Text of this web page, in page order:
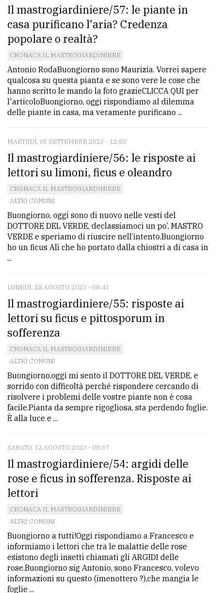
Il mastrogiardiniere/57: le piante in
casa purificano l'aria? Credenza
popolare o realtà?
CRONACA IL MASTROGIARDINIERE
Antonio RodaBuongiorno sono Maurizia. Vorrei sapere
qualcosa su questa pianta e se sono vere le cose che
hanno scritto le mando la foto grazieCLICCA QUI per
l'articoloBuongiorno, oggi rispondiamo al dilemma
delle piante in casa, ma veramente purificano ...
MARTEDÌ, 05 SETTEMBRE 2023 - 12:03
Il mastrogiardiniere/56: le risposte ai
lettori su limoni, ficus e oleandro
CRONACA IL MASTROGIARDINIERE
ALTRI COMUNI
Buongiorno, oggi sono di nuovo nelle vesti del
DOTTORE DEL VERDE, declassiamoci un po’, MASTRO
VERDE e speriamo di riuscire nell’intento.Buongiorno
ho un ficus Alì che ho portato dalla chiostri a di casa in
...
LUNEDÌ, 28 AGOSTO 2023 - 08:43
Il mastrogiardiniere/55: risposte ai
lettori su ficus e pittosporum in
sofferenza
CRONACA IL MASTROGIARDINIERE
ALTRI COMUNI
Buongiorno,oggi mi sento il DOTTORE DEL VERDE, e
sorrido con difficoltà perché rispondere cercando di
risolvere i problemi delle vostre piante non è cosa
facile.Pianta da sempre rigogliosa, sta perdendo foglie.
È alla luce e ...
SABATO, 12 AGOSTO 2023 - 08:37
Il mastrogiardiniere/54: argidi delle
rose e ficus in sofferenza. Risposte ai
lettori
CRONACA IL MASTROGIARDINIERE
ALTRI COMUNI
Buongiorno a tutti!Oggi rispondiamo a Francesco e
informiamo i lettori che tra le malattie delle rose
esistono degli insetti chiamati gli ARGIDI delle
rose.Buongiorno sig Antonio, sono Francesco, volevo
informazioni su questo (imenottero ?),che mangia le
foglie ...